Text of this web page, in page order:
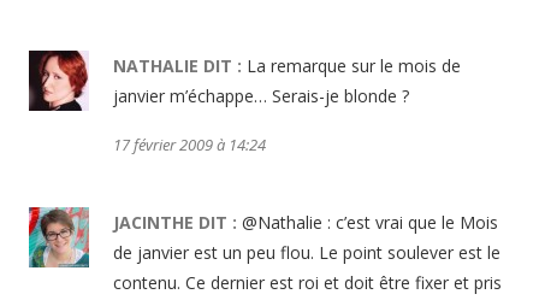
NATHALIE DIT : La remarque sur le mois de
janvier m’échappe… Serais-je blonde ?
17 février 2009 à 14:24
JACINTHE DIT : @Nathalie : c’est vrai que le Mois
de janvier est un peu flou. Le point soulever est le
contenu. Ce dernier est roi et doit être fixer et pris